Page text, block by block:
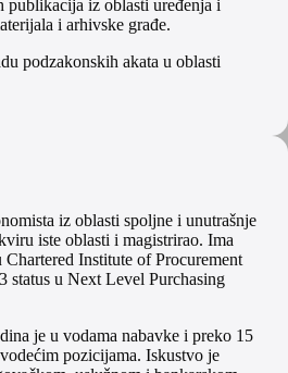
publikacija iz oblasti uređenja i
i arhivske građe.
podzakonskih akata u oblasti
iz oblasti spoljne i unutrašnje
iste oblasti i magistrirao. Ima
Chartered Institute of Procurement
status u Next Level Purchasing
je u vodama nabavke i preko 15
pozicijama. Iskustvo je